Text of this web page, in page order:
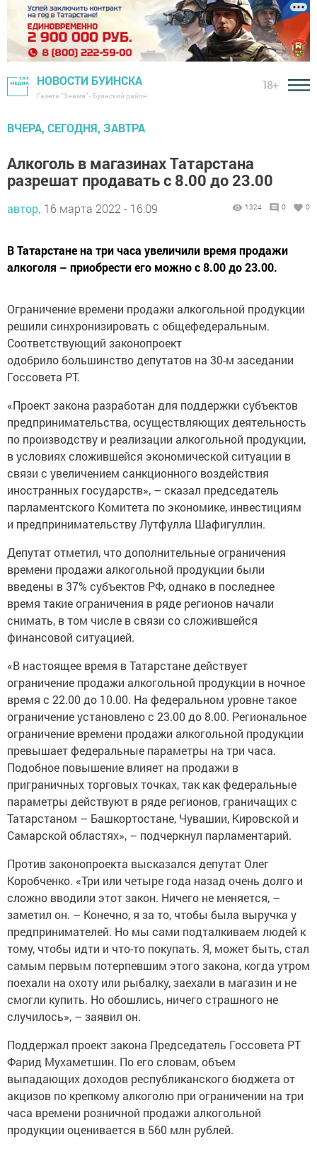
НОВОСТИ БУИНСКА
Газета "Знамя" - Буинский район
18+
ВЧЕРА, СЕГОДНЯ, ЗАВТРА
Алкоголь в магазинах Татарстана
разрешат продавать с 8.00 до 23.00
автор, 16 марта 2022 - 16:09 1324 0 0
В Татарстане на три часа увеличили время продажи
алкоголя – приобрести его можно с 8.00 до 23.00.
Ограничение времени продажи алкогольной продукции
решили синхронизировать с общефедеральным.
Соответствующий законопроект
одобрило большинство депутатов на 30-м заседании
Госсовета РТ.
«Проект закона разработан для поддержки субъектов
предпринимательства, осуществляющих деятельность
по производству и реализации алкогольной продукции,
в условиях сложившейся экономической ситуации в
связи с увеличением санкционного воздействия
иностранных государств», – сказал председатель
парламентского Комитета по экономике, инвестициям
и предпринимательству Лутфулла Шафигуллин.
Депутат отметил, что дополнительные ограничения
времени продажи алкогольной продукции были
введены в 37% субъектов РФ, однако в последнее
время такие ограничения в ряде регионов начали
снимать, в том числе в связи со сложившейся
финансовой ситуацией.
«В настоящее время в Татарстане действует
ограничение продажи алкогольной продукции в ночное
время с 22.00 до 10.00. На федеральном уровне такое
ограничение установлено с 23.00 до 8.00. Региональное
ограничение времени продажи алкогольной продукции
превышает федеральные параметры на три часа.
Подобное повышение влияет на продажи в
приграничных торговых точках, так как федеральные
параметры действуют в ряде регионов, граничащих с
Татарстаном – Башкортостане, Чувашии, Кировской и
Самарской областях», – подчеркнул парламентарий.
Против законопроекта высказался депутат Олег
Коробченко. «Три или четыре года назад очень долго и
сложно вводили этот закон. Ничего не меняется, –
заметил он. – Конечно, я за то, чтобы была выручка у
предпринимателей. Но мы сами подталкиваем людей к
тому, чтобы идти и что-то покупать. Я, может быть, стал
самым первым потерпевшим этого закона, когда утром
поехали на охоту или рыбалку, заехали в магазин и не
смогли купить. Но обошлись, ничего страшного не
случилось», – заявил он.
Поддержал проект закона Председатель Госсовета РТ
Фарид Мухаметшин. По его словам, объем
выпадающих доходов республиканского бюджета от
акцизов по крепкому алкоголю при ограничении на три
часа времени розничной продажи алкогольной
продукции оценивается в 560 млн рублей.